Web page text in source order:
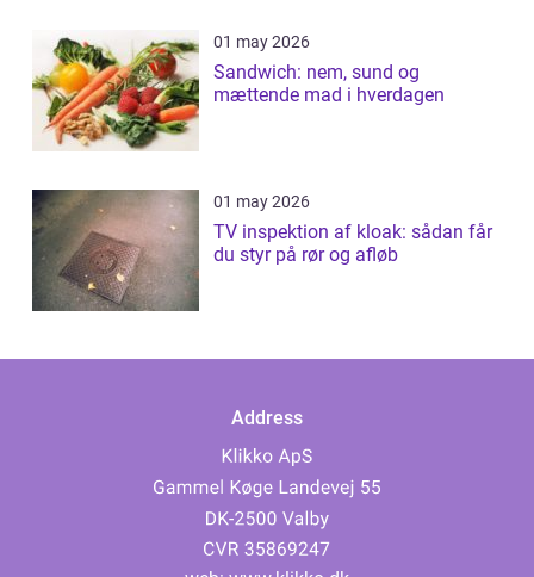
01 may 2026
Sandwich: nem, sund og
mættende mad i hverdagen
01 may 2026
TV inspektion af kloak: sådan får
du styr på rør og afløb
Address